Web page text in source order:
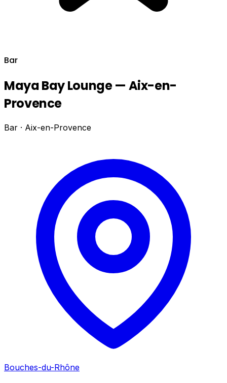
Bar
Maya Bay Lounge — Aix-en-
Provence
Bar · Aix-en-Provence
Bouches-du-Rhône